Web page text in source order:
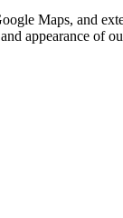
Maps, and
appearance of